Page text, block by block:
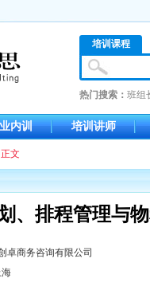
培训课程
热门搜索： 班组
内训 培训讲师
正文
、排程管理与
卓商务咨询有限公司
海